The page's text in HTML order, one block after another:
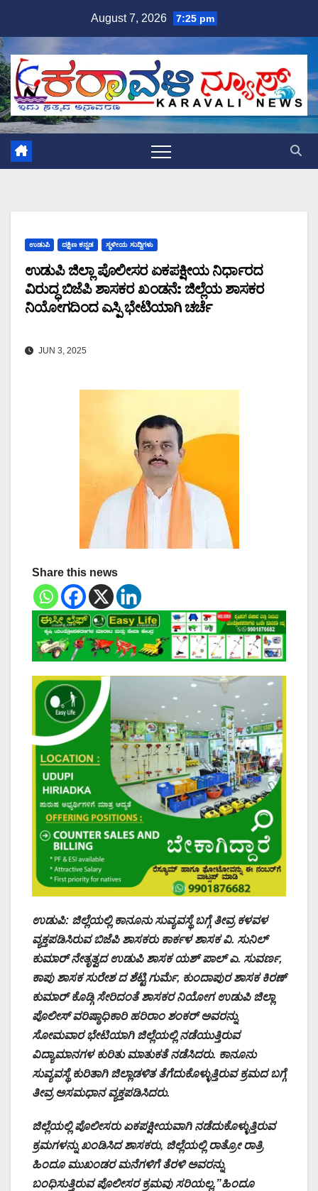
content
August 7, 2026 7:25 pm
ಉಡುಪಿ ದಕ್ಷಿಣ ಕನ್ನಡ ಸ್ಥಳೀಯ ಸುದ್ದಿಗಳು
ಉಡುಪಿ ಜಿಲ್ಲಾ ಪೊಲೀಸರ ಏಕಪಕ್ಷೀಯ ನಿರ್ಧಾರದ
ವಿರುದ್ಧ ಬಿಜೆಪಿ ಶಾಸಕರ ಖಂಡನೆ: ಜಿಲ್ಲೆಯ ಶಾಸಕರ
ನಿಯೋಗದಿಂದ ಎಸ್ಪಿ ಭೇಟಿಯಾಗಿ ಚರ್ಚೆ
JUN 3, 2025
Share this news
ಉಡುಪಿ: ಜಿಲ್ಲೆಯಲ್ಲಿ ಕಾನೂನು ಸುವ್ಯವಸ್ಥೆ ಬಗ್ಗೆ ತೀವ್ರ ಕಳವಳ
ವ್ಯಕ್ತಪಡಿಸಿರುವ ಬಿಜೆಪಿ ಶಾಸಕರು ಕಾರ್ಕಳ ಶಾಸಕ ವಿ. ಸುನಿಲ್
ಕುಮಾರ್ ನೇತೃತ್ವದ ಉಡುಪಿ ಶಾಸಕ ಯಶ್ ಪಾಲ್ ಎ. ಸುವರ್ಣ,
ಕಾಪು ಶಾಸಕ ಸುರೇಶ ದ ಶೆಟ್ಟಿ ಗುರ್ಮೆ, ಕುಂದಾಪುರ ಶಾಸಕ ಕಿರಣ್
ಕುಮಾರ್ ಕೊಡ್ಗಿ ಸೇರಿದಂತೆ ಶಾಸಕರ ನಿಯೋಗ ಉಡುಪಿ ಜಿಲ್ಲಾ
ಪೊಲೀಸ್ ವರಿಷ್ಠಾಧಿಕಾರಿ ಹರಿರಾಂ ಶಂಕರ್ ಅವರನ್ನು
ಸೋಮವಾರ ಭೇಟಿಯಾಗಿ ಜಿಲ್ಲೆಯಲ್ಲಿ ನಡೆಯುತ್ತಿರುವ
ವಿದ್ಯಾಮಾನಗಳ ಕುರಿತು ಮಾತುಕತೆ ನಡೆಸಿದರು. ಕಾನೂನು
ಸುವ್ಯವಸ್ಥೆ ಕುರಿತಾಗಿ ಜಿಲ್ಲಾಡಳಿತ ತೆಗೆದುಕೊಳ್ಳುತ್ತಿರುವ ಕ್ರಮದ ಬಗ್ಗೆ
ತೀವ್ರ ಅಸಮಧಾನ ವ್ಯಕ್ತಪಡಿಸಿದರು.
ಜಿಲ್ಲೆಯಲ್ಲಿ ಪೊಲೀಸರು ಏಕಪಕ್ಷೀಯವಾಗಿ ನಡೆದುಕೊಳ್ಳುತ್ತಿರುವ
ಕ್ರಮಗಳನ್ನು ಖಂಡಿಸಿದ ಶಾಸಕರು, ಜಿಲ್ಲೆಯಲ್ಲಿ ರಾತ್ರೋ ರಾತ್ರಿ
ಹಿಂದೂ ಮುಖಂಡರ ಮನೆಗಳಿಗೆ ತೆರಳಿ ಅವರನ್ನು
ಬಂಧಿಸುತ್ತಿರುವ ಪೊಲೀಸರ ಕ್ರಮವು ಸರಿಯಲ್ಲ.”ಹಿಂದೂ